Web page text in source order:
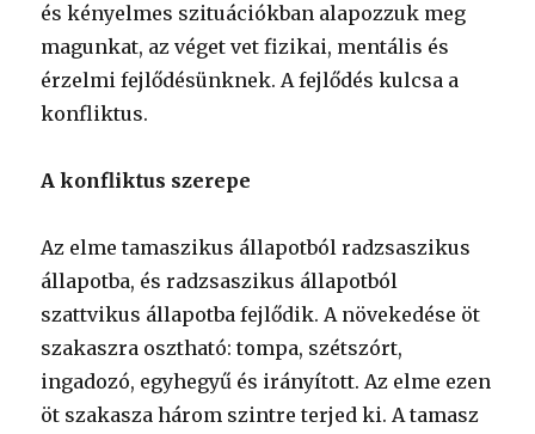
és kényelmes szituációkban alapozzuk meg
magunkat, az véget vet fizikai, mentális és
érzelmi fejlődésünknek. A fejlődés kulcsa a
konfliktus.
A konfliktus szerepe
Az elme tamaszikus állapotból radzsaszikus
állapotba, és radzsaszikus állapotból
szattvikus állapotba fejlődik. A növekedése öt
szakaszra osztható: tompa, szétszórt,
ingadozó, egyhegyű és irányított. Az elme ezen
öt szakasza három szintre terjed ki. A tamasz